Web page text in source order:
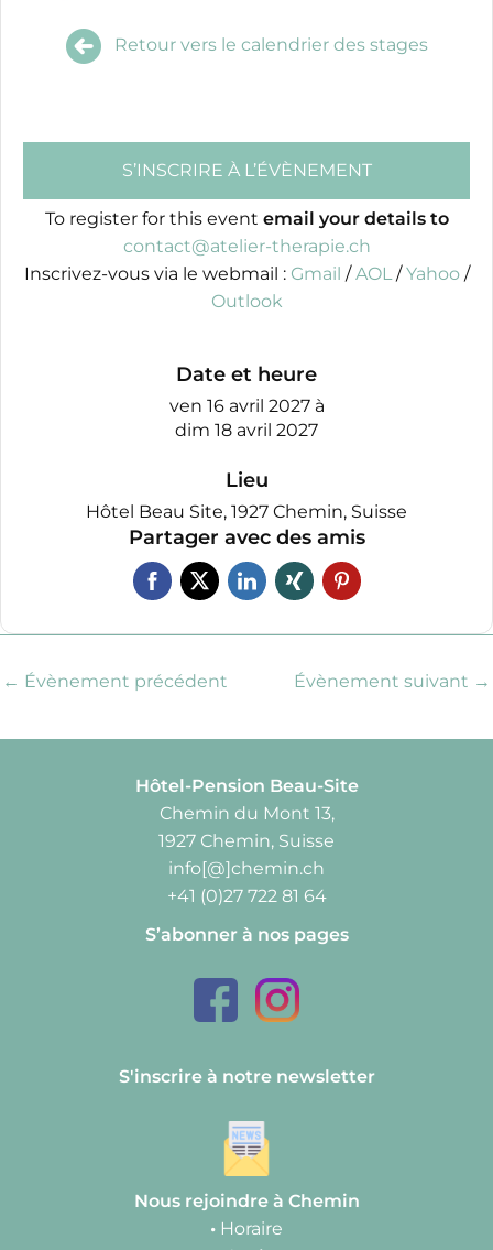
Retour vers le calendrier des stages
S’INSCRIRE À L’ÉVÈNEMENT
To register for this event email your details to
contact@atelier-therapie.ch
Inscrivez-vous via le webmail : Gmail /AOL /Yahoo /
Outlook
Date et heure
ven 16 avril 2027 à
dim 18 avril 2027
Lieu
Hôtel Beau Site, 1927 Chemin, Suisse
Partager avec des amis
← Évènement précédent Évènement suivant →
Hôtel-Pension Beau-Site
Chemin du Mont 13,
1927 Chemin, Suisse
info[@]chemin.ch
+41 (0)27 722 81 64
S’abonner à nos pages
S'inscrire à notre newsletter
Nous rejoindre à Chemin
• Horaire